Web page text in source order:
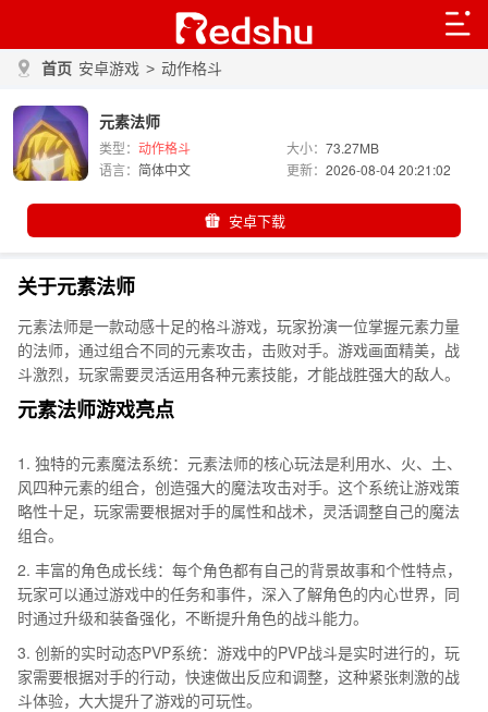
首页 安卓游戏 > 动作格斗
元素法师
类型： 动作格斗 大小：73.27MB
语言： 简体中文 更新：2026-08-04 20:21:02
安卓下载
关于元素法师
元素法师是一款动感十足的格斗游戏，玩家扮演一位掌握元素力量
的法师，通过组合不同的元素攻击，击败对手。游戏画面精美，战
斗激烈，玩家需要灵活运用各种元素技能，才能战胜强大的敌人。
元素法师游戏亮点
1. 独特的元素魔法系统：元素法师的核心玩法是利用水、火、土、
风四种元素的组合，创造强大的魔法攻击对手。这个系统让游戏策
略性十足，玩家需要根据对手的属性和战术，灵活调整自己的魔法
组合。
2. 丰富的角色成长线：每个角色都有自己的背景故事和个性特点，
玩家可以通过游戏中的任务和事件，深入了解角色的内心世界，同
时通过升级和装备强化，不断提升角色的战斗能力。
3. 创新的实时动态PVP系统：游戏中的PVP战斗是实时进行的，玩
家需要根据对手的行动，快速做出反应和调整，这种紧张刺激的战
斗体验，大大提升了游戏的可玩性。